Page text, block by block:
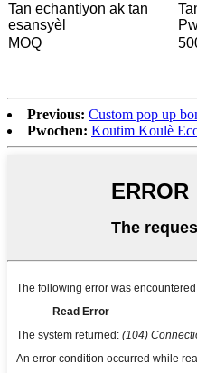
Tan echantiyon ak tan
esansyèl
MOQ
Previous: Custom pop up
Pwochen: Koutim Koulè